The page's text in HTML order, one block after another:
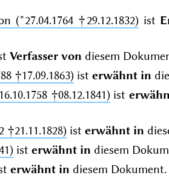
(*27.04.1764 †29.12.1832) ist
Verfasser von diesem
†17.09.1863)ist erwähnt in
†08.12.1841) ist
†21.11.1828)ist erwähnt in
ist erwähnt in diesem
erwähnt in diesem Dokument.